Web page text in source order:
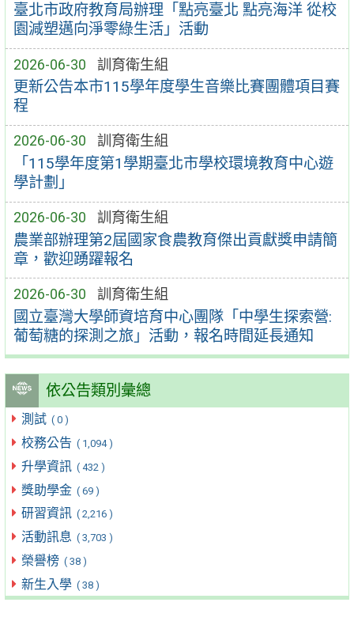
臺北市政府教育局辦理「點亮臺北 點亮海洋 從校
園減塑邁向淨零綠生活」活動
2026-06-30 訓育衛生組
更新公告本市115學年度學生音樂比賽團體項目賽
程
2026-06-30 訓育衛生組
「115學年度第1學期臺北市學校環境教育中心遊
學計劃」
2026-06-30 訓育衛生組
農業部辦理第2屆國家食農教育傑出貢獻獎申請簡
章，歡迎踴躍報名
2026-06-30 訓育衛生組
國立臺灣大學師資培育中心團隊「中學生探索營:
葡萄糖的探測之旅」活動，報名時間延長通知
依公告類別彙總
測試 ( 0 )
校務公告 ( 1,094 )
升學資訊 ( 432 )
獎助學金 ( 69 )
研習資訊 ( 2,216 )
活動訊息 ( 3,703 )
榮譽榜 ( 38 )
新生入學 ( 38 )